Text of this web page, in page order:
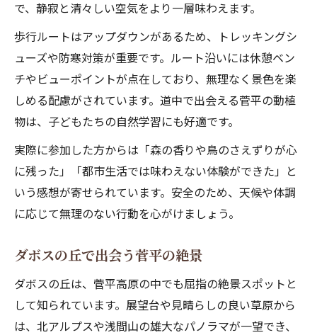
で、静寂と清々しい空気をより一層味わえます。
歩行ルートはアップダウンがあるため、トレッキングシ
ューズや防寒対策が重要です。ルート沿いには休憩ベン
チやビューポイントが点在しており、無理なく景色を楽
しめる配慮がされています。道中で出会える菅平の動植
物は、子どもたちの自然学習にも好適です。
実際に参加した方からは「森の香りや鳥のさえずりが心
に残った」「都市生活では味わえない体験ができた」と
いう感想が寄せられています。安全のため、天候や体調
に応じて無理のない行動を心がけましょう。
ダボスの丘で出会う菅平の絶景
ダボスの丘は、菅平高原の中でも屈指の絶景スポットと
して知られています。展望台や見晴らしの良い草原から
は、北アルプスや浅間山の雄大なパノラマが一望でき、